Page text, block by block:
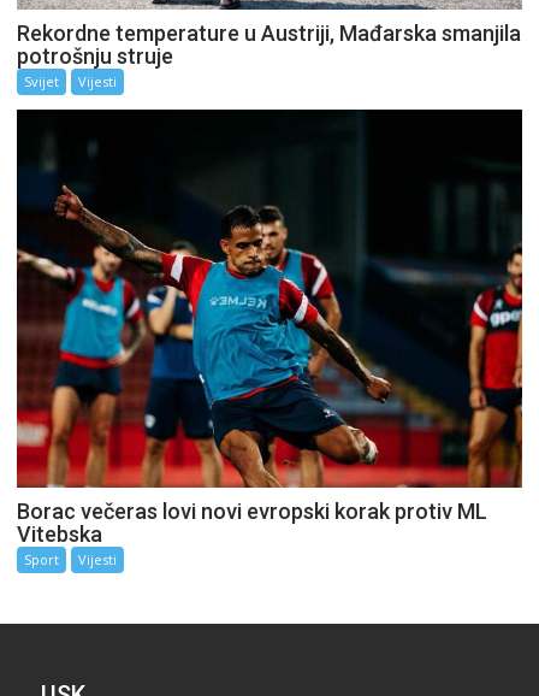
Rekordne temperature u Austriji, Mađarska smanjila
potrošnju struje
Svijet Vijesti
Borac večeras lovi novi evropski korak protiv ML
Vitebska
Sport Vijesti